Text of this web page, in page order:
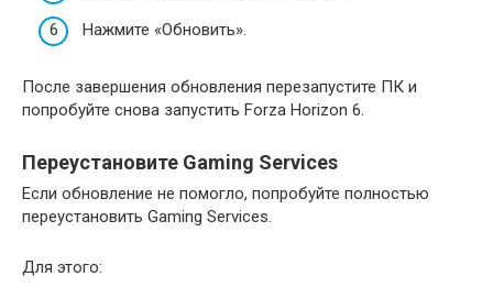
Нажмите «Обновить».
После завершения обновления перезапустите ПК и
попробуйте снова запустить Forza Horizon 6.
Переустановите Gaming Services
Если обновление не помогло, попробуйте полностью
переустановить Gaming Services.
Для этого: